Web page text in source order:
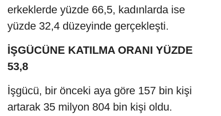
erkeklerde yüzde 66,5, kadınlarda ise
yüzde 32,4 düzeyinde gerçekleşti.
İŞGÜCÜNE KATILMA ORANI YÜZDE
53,8
İşgücü, bir önceki aya göre 157 bin kişi
artarak 35 milyon 804 bin kişi oldu.